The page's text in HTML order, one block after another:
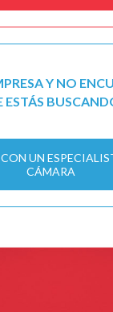
Y NO
ESTÁS
UN
CÁMARA